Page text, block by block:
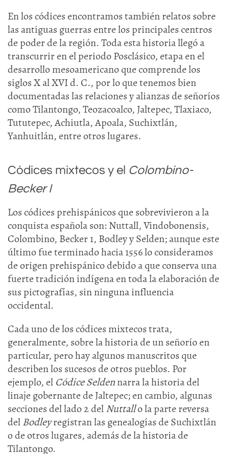
En los códices encontramos también relatos sobre
las antiguas guerras entre los principales centros
de poder de la región. Toda esta historia llegó a
transcurrir en el periodo Posclásico, etapa en el
desarrollo mesoamericano que comprende los
siglos X al XVI d. C., por lo que tenemos bien
documentadas las relaciones y alianzas de señoríos
como Tilantongo, Teozacoalco, Jaltepec, Tlaxiaco,
Tututepec, Achiutla, Apoala, Suchixtlán,
Yanhuitlán, entre otros lugares.
Códices mixtecos y el Colombino-
Becker I
Los códices prehispánicos que sobrevivieron a la
conquista española son: Nuttall, Vindobonensis,
Colombino, Becker 1, Bodley y Selden; aunque este
último fue terminado hacia 1556 lo consideramos
de origen prehispánico debido a que conserva una
fuerte tradición indígena en toda la elaboración de
sus pictografías, sin ninguna influencia
occidental.
Cada uno de los códices mixtecos trata,
generalmente, sobre la historia de un señorío en
particular, pero hay algunos manuscritos que
describen los sucesos de otros pueblos. Por
ejemplo, el Códice Seldennarra la historia del
linaje gobernante de Jaltepec; en cambio, algunas
secciones del lado 2 delNuttallo la parte reversa
delBodleyregistran las genealogías de Suchixtlán
o de otros lugares, además de la historia de
Tilantongo.